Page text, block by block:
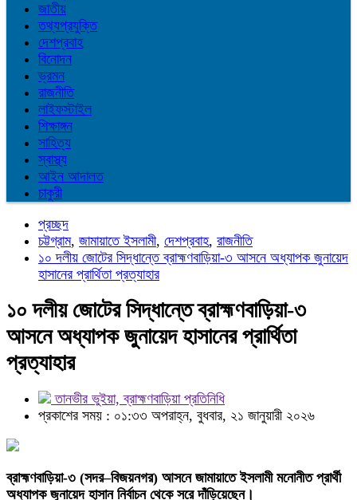
জাতীয়
তথ্যপ্রযুক্তি
দেশপ্রবাহ
বিনোদন
ভ্রমন
রাজনীতি
লাইফস্টাইল
শিক্ষাঙ্গন
সাহিত্য
স্বাস্থ্য
আইন আদালত
চাকুরী
প্রচ্ছদ
চট্টগ্রাম, জামায়াতে ইসলামী, দেশপ্রবাহ, রাজনীতি
১০ দলীয় জোটের সিদ্ধান্তে ব্রাহ্মণবাড়িয়া-৩ আসনে অধ্যাপক জুনায়েদ
হাসানের প্রার্থিতা প্রত্যাহার
১০ দলীয় জোটের সিদ্ধান্তে ব্রাহ্মণবাড়িয়া-৩
আসনে অধ্যাপক জুনায়েদ হাসানের প্রার্থিতা
প্রত্যাহার
তানভীর ভুইয়া, ব্রাহ্মণবাড়িয়া প্রতিনিধি
প্রকাশের সময় : ০১:৩৩ অপরাহ্ন, বুধবার, ২১ জানুয়ারী ২০২৬
ব্রাহ্মণবাড়িয়া-৩ (সদর–বিজয়নগর) আসনে জামায়াতে ইসলামী মনোনীত প্রার্থী
অধ্যাপক জুনায়েদ হাসান নির্বাচন থেকে সরে দাঁড়িয়েছেন।